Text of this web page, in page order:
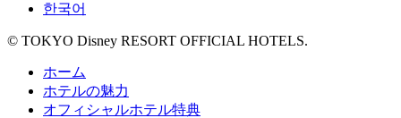
한국어
© TOKYO Disney RESORT OFFICIAL HOTELS.
ホーム
ホテルの魅力
オフィシャルホテル特典